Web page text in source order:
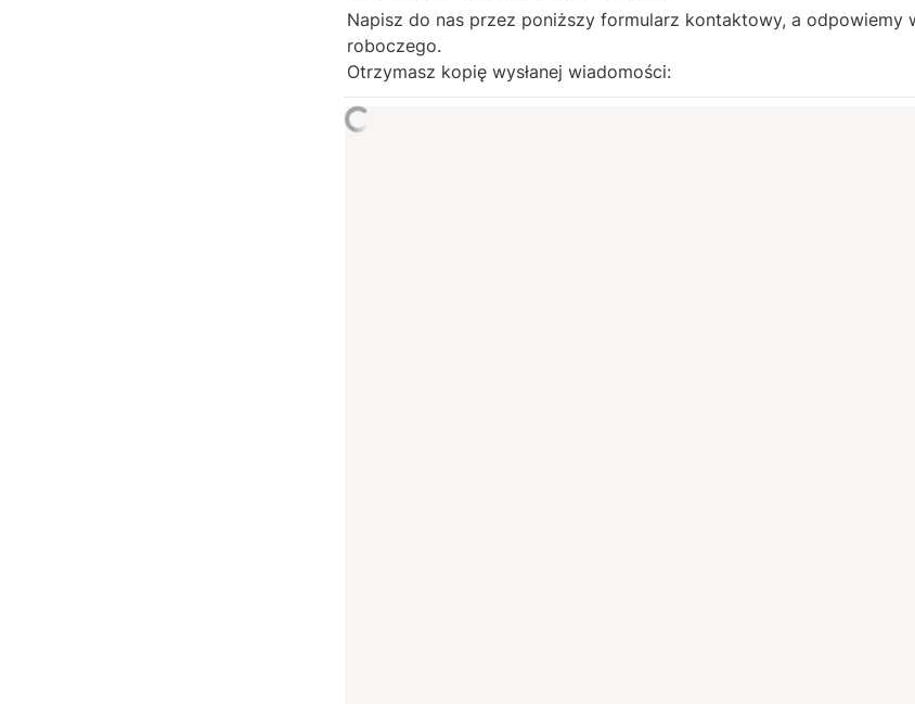
Napisz do nas przez poniższy formularz kontaktowy, a odpowiemy
roboczego.
Otrzymasz kopię wysłanej wiadomości: